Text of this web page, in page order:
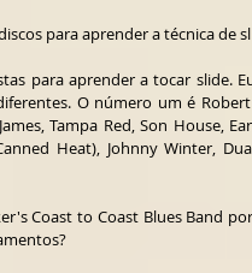
para aprender a técnica de
para aprender a tocar slide.
O número um é
Tampa Red, Son House,
Heat), Johnny Winter,
Coast to Coast Blues Band